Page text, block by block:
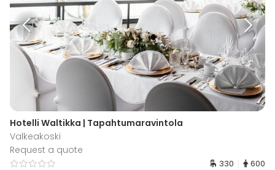
Hotelli Waltikka | Tapahtumaravintola
Valkeakoski
Request a quote
330 600